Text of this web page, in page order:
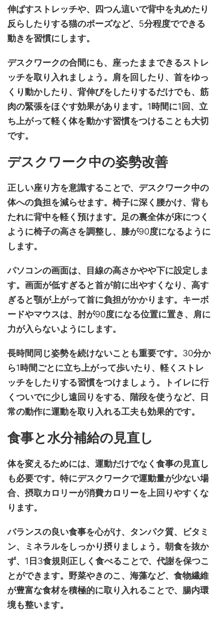
伸ばすストレッチや、四つん這いで背中を丸めたり
反らしたりする猫のポーズなど、 5分程度でできる
動きを習慣にします。
デスクワークの合間にも、座ったままできるストレ
ッチを取り入れましょう。肩を回したり、首をゆっ
くり動かしたり、背伸びをしたりするだけでも、筋
肉の緊張をほぐす効果があります。 1 時間に1 回、立
ち上がって軽く体を動かす習慣をつけることも大切
です。
デスクワーク中の姿勢改善
正しい座り方を意識することで、デスクワーク中の
体への負担を減らせます。椅子に深く腰かけ、背も
たれに背中を軽く預けます。足の裏全体が床につく
ように椅子の高さを調整し、膝が90度になるように
します。
パソコンの画面は、目線の高さかやや下に設定しま
す。画面が低すぎると首が前に出やすくなり、高す
ぎると顎が上がって首に負担がかかります。キーボ
ードやマウスは、肘が90度になる位置に置き、肩に
力が入らないようにします。
長時間同じ姿勢を続けないことも重要です。 30分か
ら1 時間ごとに立ち上がって歩いたり、軽くストレ
ッチをしたりする習慣をつけましょう。トイレに行
くついでに少し遠回りをする、階段を使うなど、日
常の動作に運動を取り入れる工夫も効果的です。
食事と水分補給の見直し
体を変えるためには、運動だけでなく食事の見直し
も必要です。特にデスクワークで運動量が少ない場
合、摂取カロリーが消費カロリーを上回りやすくな
ります。
バランスの良い食事を心がけ、タンパク質、ビタミ
ン、ミネラルをしっかり摂りましょう。朝食を抜か
ず、 1 日 3食規則正しく食べることで、代謝を保つこ
とができます。野菜やきのこ、海藻など、食物繊維
が豊富な食材を積極的に取り入れることで、腸内環
境も整います。